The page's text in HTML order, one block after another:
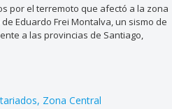
por el terremoto que afectó a la zona
Eduardo Frei Montalva, un sismo de
a las provincias de Santiago,
Zona Central